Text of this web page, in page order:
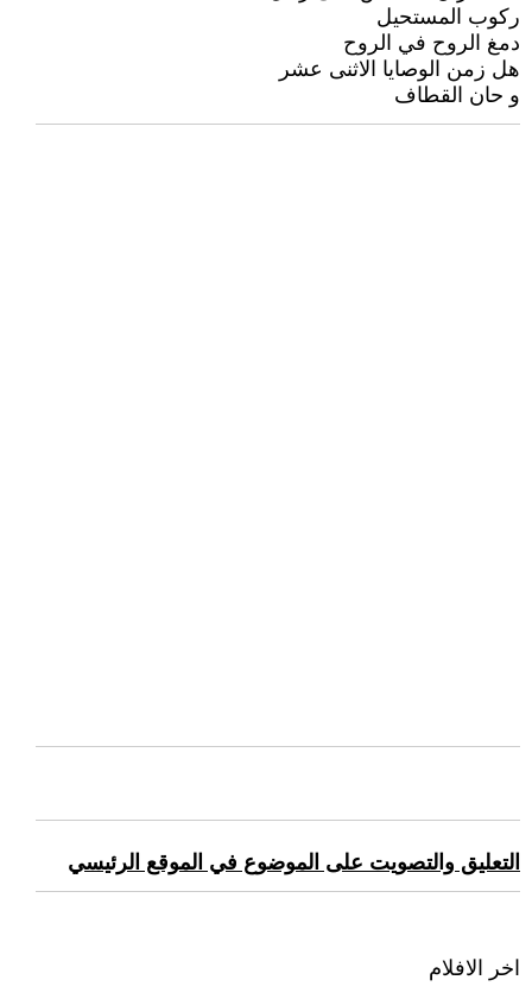
ركوب المستحيل
دمغ الروح في الروح
هل زمن الوصايا الاثنى عشر
و حان القطاف
التعليق والتصويت على الموضوع في الموقع الرئيسي
اخر الافلام